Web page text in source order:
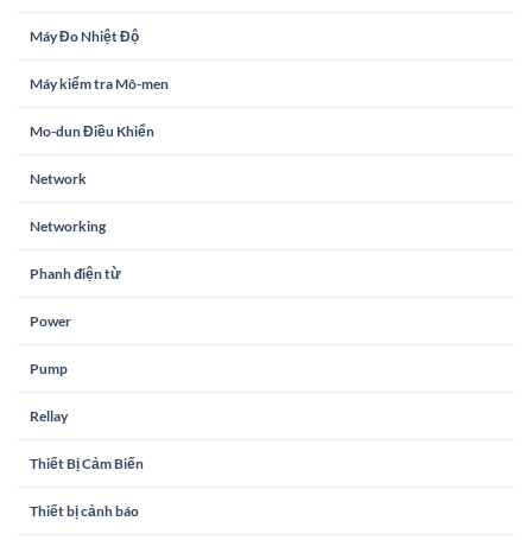
Máy Đo Nhiệt Độ
Máy kiểm tra Mô-men
Mo-dun Điều Khiển
Network
Networking
Phanh điện từ
Power
Pump
Rellay
Thiết Bị Cảm Biến
Thiết bị cảnh báo